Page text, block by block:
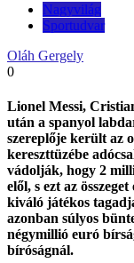
Nagyvilág
Sportudvar
Oláh Gergely
0
Lionel Messi,
után a spanyol
szereplője került az
kereszttüzébe
vádolják, hogy 2
elől, s ezt az
kiváló játékos
azonban súlyos
négymillió euró
bíróságnál.